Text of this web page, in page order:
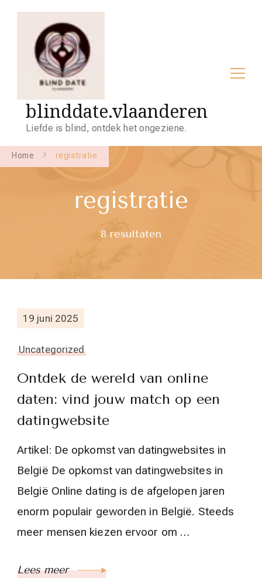
blinddate.vlaanderen
Liefde is blind, ontdek het ongeziene.
Home registratie
registratie
8 resultaten
19 juni 2025
Uncategorized
Ontdek de wereld van online
daten: vind jouw match op een
datingwebsite
Artikel: De opkomst van datingwebsites in
België De opkomst van datingwebsites in
België Online dating is de afgelopen jaren
enorm populair geworden in België. Steeds
meer mensen kiezen ervoor om …
Lees meer